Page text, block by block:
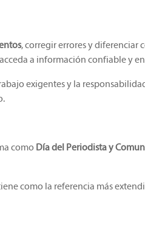
, corregir errores y diferenciar
a información confiable y
exigentes y la
como Día del Periodista y
como la referencia más